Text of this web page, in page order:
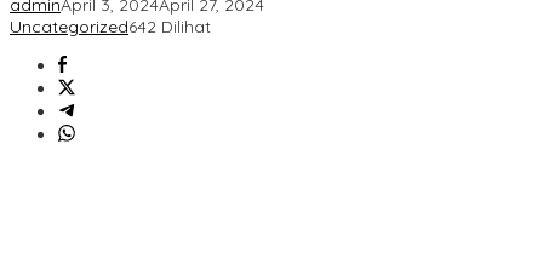
adminApril 3, 2024April 27, 2024
Uncategorized642 Dilihat